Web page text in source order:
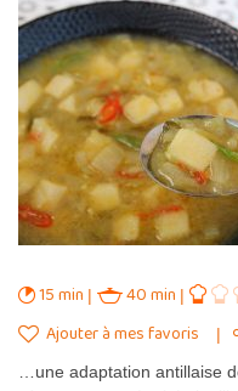
15 min 40 min
Ajouter à mes favoris
…une adaptation antillaise